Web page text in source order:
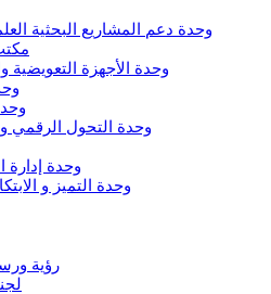
وحدة دعم المشاريع البحثية
وحدة الأجهزة التعويضية
وحدة التحول الرقمي
وحدة إدارة
وحدة التميز و
رؤية